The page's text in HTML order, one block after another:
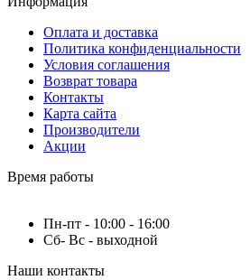
Оплата и доставка
Политика конфиденциальности
Условия соглашения
Возврат товара
Контакты
Карта сайта
Производители
Акции
Время работы
Пн-пт - 10:00 - 16:00
Сб- Вс - выходной
Наши контакты